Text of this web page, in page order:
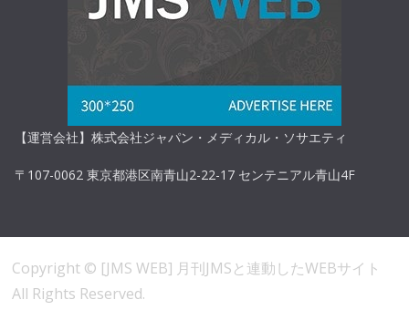
【運営会社】株式会社ジャパン・メディカル・ソサエティ
〒107-0062 東京都港区南青山2-22-17 センテニアル青山4F
Copyright © [JMS WEB] 月刊JMSと連動したWEBサイト
All Rights Reserved.